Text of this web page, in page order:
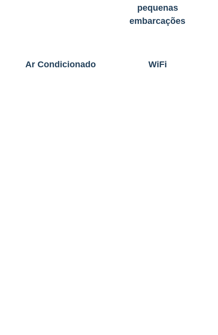
pequenas
embarcações
Ar Condicionado WiFi